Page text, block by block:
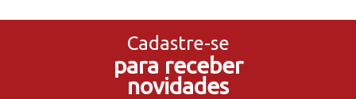
no Cartão de Crédito
5% de Desconto
no Pagamento PIX
Cadastre-se
para receber
novidades